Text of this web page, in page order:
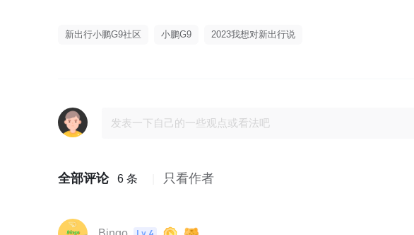
新出行小鹏G9社区 小鹏G9 2023我想对新出行说
全部评论 6 条 只看作者